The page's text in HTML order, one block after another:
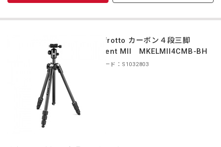
Manfrotto カーボン４段三脚
Element MII MKELMII4CMB-BH
商品コード：S1032803